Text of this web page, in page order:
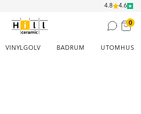
4.8 4.6
0
VINYLGOLV BADRUM UTOMHUS